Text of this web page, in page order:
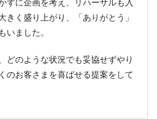
ずに企画を考え、リハーサルも入
きく盛り上がり、「ありがとう」
いました。
どのような状況でも妥協せずやり
のお客さまを喜ばせる提案をして